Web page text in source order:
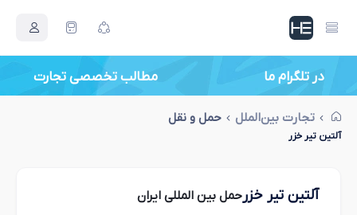
در تلگرام ما مطالب تخصصی تجارت
تجارت بین‌الملل حمل و نقل
آلتین تیر خزر
آلتین تیر خزر حمل بین المللی ایران